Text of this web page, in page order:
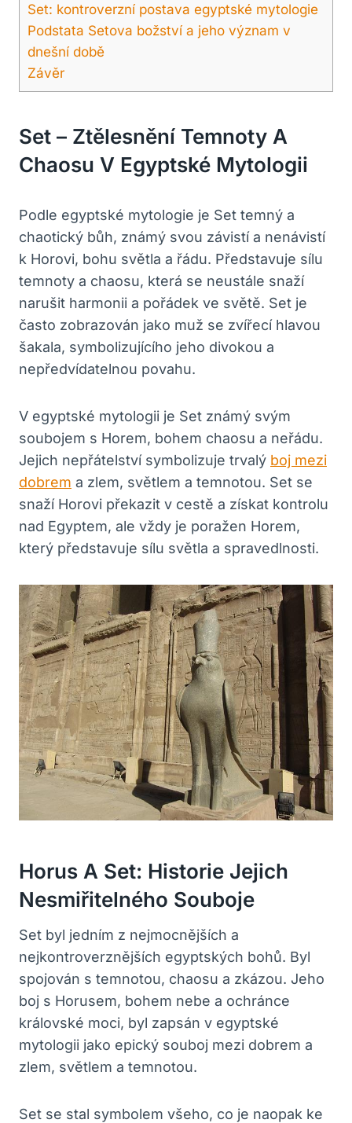
Set: kontroverzní postava egyptské mytologie
Podstata Setova božství a jeho význam v
dnešní době
Závěr
Set – Ztělesnění Temnoty A
Chaosu V Egyptské Mytologii
Podle egyptské mytologie je Set temný a
chaotický bůh, známý svou závistí a nenávistí
k Horovi, bohu světla a řádu. Představuje sílu
temnoty a chaosu, která se neustále snaží
narušit harmonii a pořádek ve světě. Set je
často zobrazován jako muž se zvířecí hlavou
šakala, symbolizujícího jeho divokou a
nepředvídatelnou povahu.
V egyptské mytologii je Set známý svým
soubojem s Horem, bohem chaosu a neřádu.
Jejich nepřátelství symbolizuje trvalý boj mezi
dobrem a zlem, světlem a temnotou. Set se
snaží Horovi překazit v cestě a získat kontrolu
nad Egyptem, ale vždy je poražen Horem,
který představuje sílu světla a spravedlnosti.
Horus A Set: Historie Jejich
Nesmiřitelného Souboje
Set byl jedním z nejmocnějších a
nejkontroverznějších egyptských bohů. Byl
spojován s temnotou, chaosu a zkázou. Jeho
boj s Horusem, bohem nebe a ochránce
královské moci, byl zapsán v egyptské
mytologii jako epický souboj mezi dobrem a
zlem, světlem a temnotou.
Set se stal symbolem všeho, co je naopak ke